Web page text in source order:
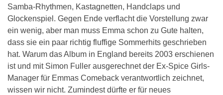
Samba-Rhythmen, Kastagnetten, Handclaps und
Glockenspiel. Gegen Ende verflacht die Vorstellung zwar
ein wenig, aber man muss Emma schon zu Gute halten,
dass sie ein paar richtig fluffige Sommerhits geschrieben
hat. Warum das Album in England bereits 2003 erschienen
ist und mit Simon Fuller ausgerechnet der Ex-Spice Girls-
Manager für Emmas Comeback verantwortlich zeichnet,
wissen wir nicht. Zumindest dürfte er für neues